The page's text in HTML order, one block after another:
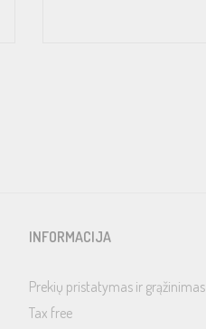
INFORMACIJA
Prekių pristatymas ir grąžinimas
Tax free